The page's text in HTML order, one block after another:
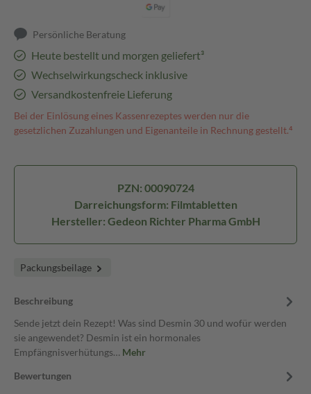
Persönliche Beratung
Heute bestellt und morgen geliefert³
Wechselwirkungscheck inklusive
Versandkostenfreie Lieferung
Bei der Einlösung eines Kassenrezeptes werden nur die
gesetzlichen Zuzahlungen und Eigenanteile in Rechnung gestellt.⁴
PZN: 00090724
Darreichungsform: Filmtabletten
Hersteller: Gedeon Richter Pharma GmbH
Packungsbeilage
Beschreibung
Sende jetzt dein Rezept! Was sind Desmin 30 und wofür werden
sie angewendet? Desmin ist ein hormonales
Empfängnisverhütungs… Mehr
Bewertungen